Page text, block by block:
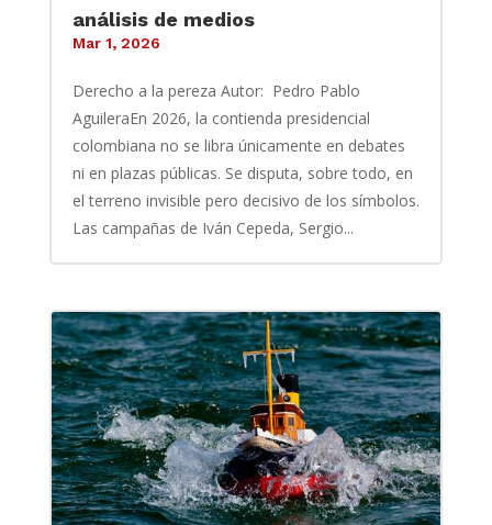
análisis de medios
Mar 1, 2026
Derecho a la pereza Autor: Pedro Pablo
AguileraEn 2026, la contienda presidencial
colombiana no se libra únicamente en debates
ni en plazas públicas. Se disputa, sobre todo, en
el terreno invisible pero decisivo de los símbolos.
Las campañas de Iván Cepeda, Sergio...